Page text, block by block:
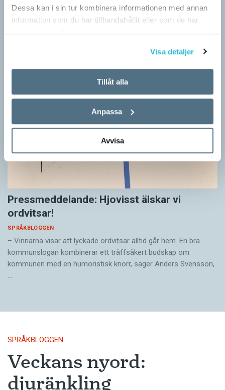
Dessa kan i sin tur kombinera informationen med annan
information som du har tillhandahållit eller som de har
samlat in när du har använt deras tjänster.
Visa detaljer
Tillåt alla
Anpassa
Avvisa
Pressmeddelande: Hjovisst älskar vi
ordvitsar!
SPRÅKBLOGGEN
– Vinnarna visar att lyckade ordvitsar alltid går hem. En bra
kommunslogan kombinerar ett träffsäkert budskap om
kommunen med en humoristisk knorr, säger Anders Svensson,
…
SPRÅKBLOGGEN
Veckans nyord:
djuränkling